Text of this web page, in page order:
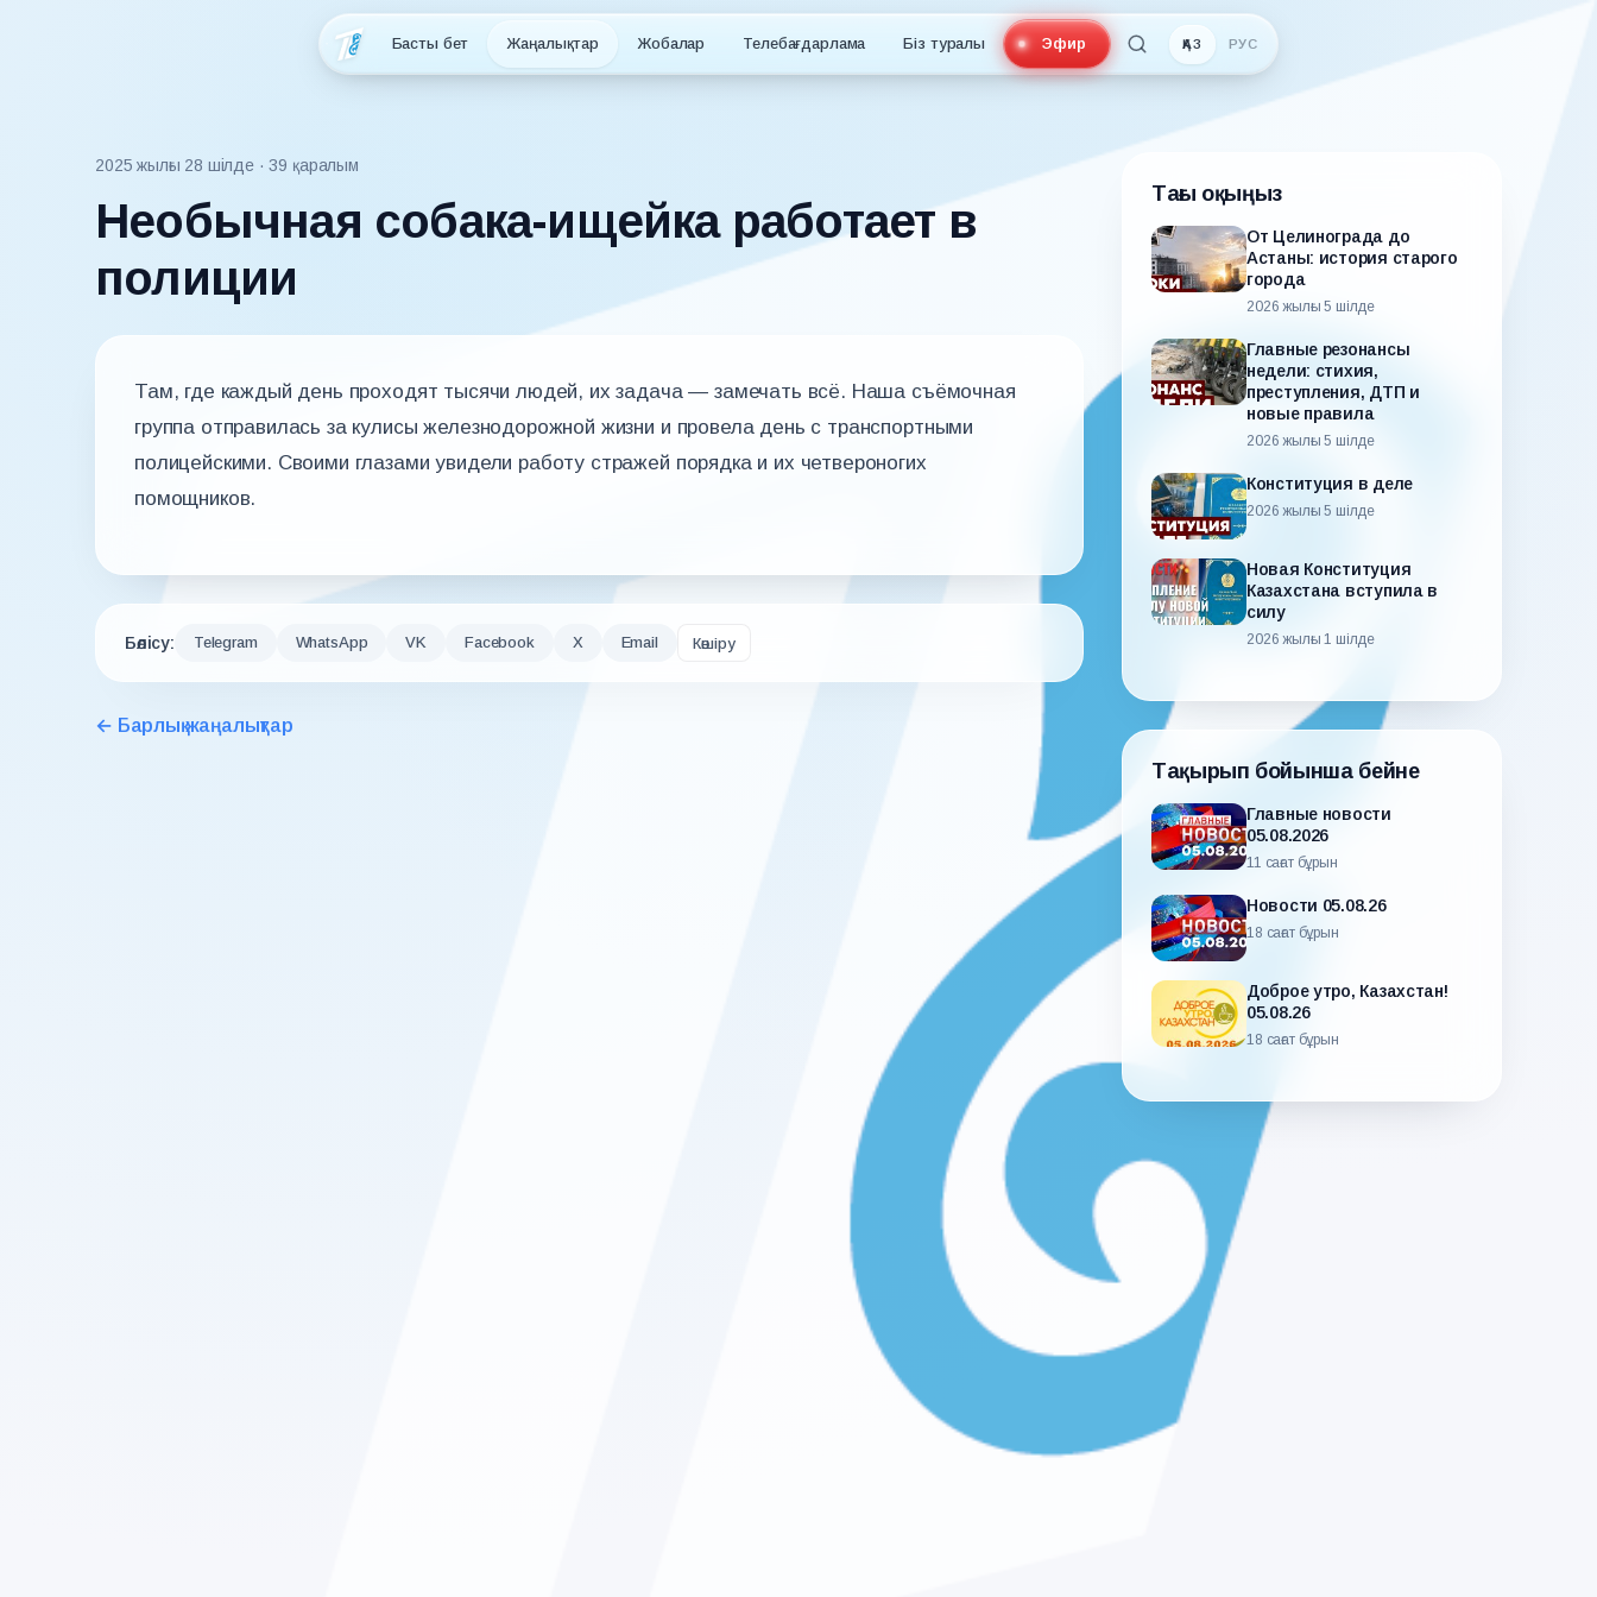
Басты бет Жаңалықтар Жобалар Телебағдарлама Біз туралы Эфир ҚАЗ РУС
2025 жылғы 28 шілде · 39 қаралым
Необычная собака-ищейка работает в
полиции
Там, где каждый день проходят тысячи людей, их задача — замечать всё. Наша съёмочная
группа отправилась за кулисы железнодорожной жизни и провела день с транспортными
полицейскими. Своими глазами увидели работу стражей порядка и их четвероногих
помощников.
Бөлісу: Telegram WhatsApp VK Facebook X Email Көшіру
← Барлық жаңалықтар
Тағы оқыңыз
От Целинограда до
Астаны: история старого
города
2026 жылғы 5 шілде
Главные резонансы
недели: стихия,
преступления, ДТП и
новые правила
2026 жылғы 5 шілде
Конституция в деле
2026 жылғы 5 шілде
Новая Конституция
Казахстана вступила в
силу
2026 жылғы 1 шілде
Тақырып бойынша бейне
Главные новости
05.08.2026
11 сағат бұрын
Новости 05.08.26
18 сағат бұрын
Доброе утро, Казахстан!
05.08.26
18 сағат бұрын